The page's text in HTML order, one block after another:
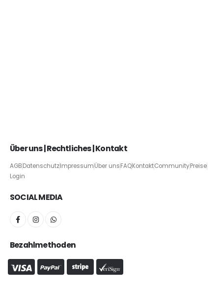
Über uns | Rechtliches | Kontakt
AGBDatenschutzImpressumÜber unsFAQKontaktCommunityPreise
Login
SOCIAL MEDIA
Bezahlmethoden